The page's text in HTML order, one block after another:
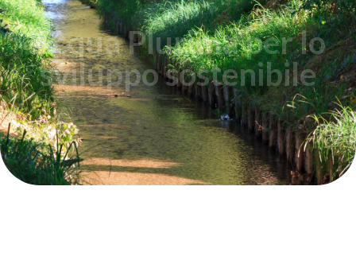
Acqua Plurima per lo
sviluppo sostenibile